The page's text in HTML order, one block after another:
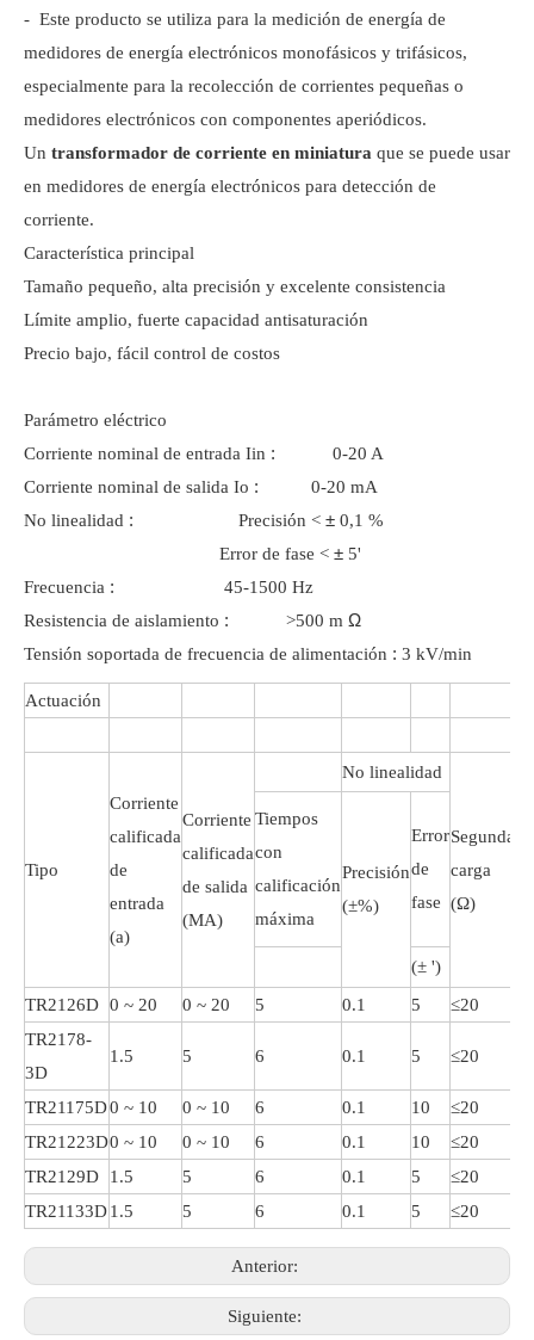
- Este producto se utiliza para la medición de energía de
medidores de energía electrónicos monofásicos y trifásicos,
especialmente para la recolección de corrientes pequeñas o
medidores electrónicos con componentes aperiódicos.
Un transformador de corriente en miniatura que se puede usar
en medidores de energía electrónicos para detección de
corriente.
Característica principal
Tamaño pequeño, alta precisión y excelente consistencia
Límite amplio, fuerte capacidad antisaturación
Precio bajo, fácil control de costos
Parámetro eléctrico
Corriente nominal de entrada Iin :
0-20 A
Corriente nominal de salida Io :
0-20 mA
No linealidad : Precisión < ± 0,1 %
Error de fase < ± 5'
Frecuencia :
45-1500 Hz
Resistencia de aislamiento : >500 m Ω
Tensión soportada de frecuencia de alimentación : 3 kV/min
Actuación
Tipo
Corriente
calificada
de
entrada
(a)
Corriente
calificada
de salida
(MA)
No linealidad
Segunda
carga
(Ω)
Tiempos
con
calificación
máxima
Precisión
(±%)
Error
de
fase
(± ')
TR2126D 0 ~ 20 0 ~ 20 5 0.1 5 ≤20
TR2178-
3D
1.5 5 6 0.1 5 ≤20
TR21175D0 ~ 10 0 ~ 10 6 0.1 10 ≤20
TR21223D0 ~ 10 0 ~ 10 6 0.1 10 ≤20
TR2129D
1.5 5 6 0.1 5 ≤20
TR21133D1.5 5 6 0.1 5 ≤20
Anterior:
Siguiente: